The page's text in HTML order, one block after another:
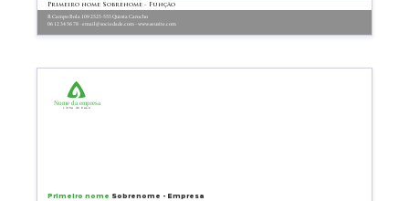
06 12 34 56 78 - email@sociedade.com - www.seusite.com
Primeiro nome Sobrenome - Função
R Campo Bola 109 2525-555 Quinta Carocho
Primeiro nome Sobrenome - Empresa
Nome da empresa
Linha de base